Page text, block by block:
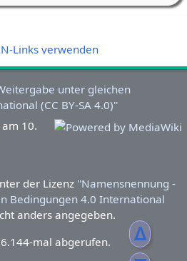
ᐃ
Links verwenden
10.
der Lizenz ''Namensnennung -
Bedingungen 4.0 International
anders angegeben.
mal abgerufen.